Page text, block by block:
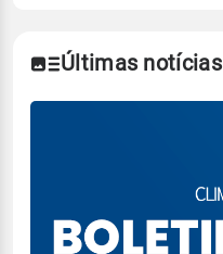
Últimas notícias